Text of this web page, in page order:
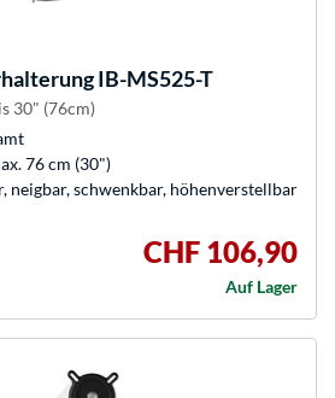
IB-MS525-T
30" (76cm)
76 cm (30")
neigbar, schwenkbar, höhenverstellbar
CHF 106,90
Auf Lager